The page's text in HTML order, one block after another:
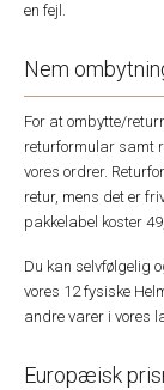
en fejl.
Nem
For at ombytte/
returformular samt
vores ordrer.
retur, mens det er
pakkelabel koster
Du kan selvfølgelig
vores 12 fysiske
andre varer i vores
Europæisk